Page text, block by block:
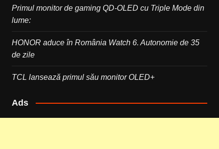
Primul monitor de gaming QD-OLED cu Triple Mode din
lume:
HONOR aduce în România Watch 6. Autonomie de 35
de zile
TCL lansează primul său monitor OLED+
Ads